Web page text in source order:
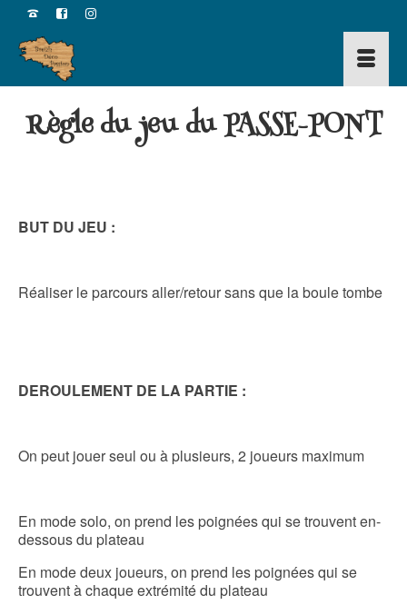
Règle du jeu du PASSE-PONT
BUT DU JEU :
Réaliser le parcours aller/retour sans que la boule tombe
DEROULEMENT DE LA PARTIE :
On peut jouer seul ou à plusieurs, 2 joueurs maximum
En mode solo, on prend les poignées qui se trouvent en-
dessous du plateau
En mode deux joueurs, on prend les poignées qui se
trouvent à chaque extrémité du plateau